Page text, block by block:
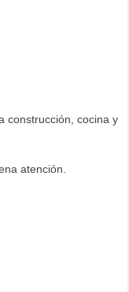
construcción, cocina y
atención.